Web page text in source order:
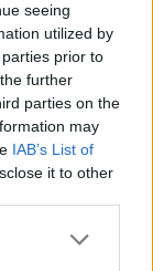
seeing
utilized by
prior to
further
parties on the
may
IAB’s List of
it to other
more Google
w haśle?
słownika.